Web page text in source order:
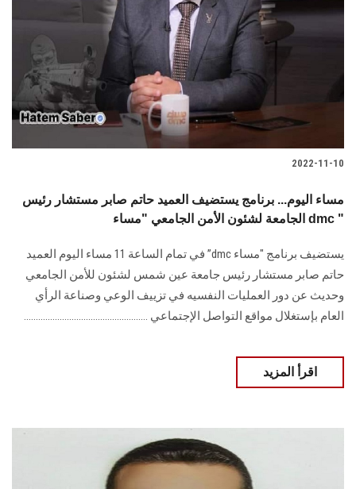
هيئة التدريس
الدراسات العليا
سجل الان
2022-11-10
مساء اليوم... برنامج يستضيف العميد حاتم صابر مستشار رئيس
الجامعة لشئون الأمن الجامعي "مساء dmc "
يستضيف برنامج "مساء dmc” في تمام الساعة 11 مساء اليوم العميد
حاتم صابر مستشار رئيس جامعة عين شمس لشئون للأمن الجامعي
وحديث عن دور العمليات النفسيه في تزييف الوعي وصناعة الرأي
العام بإستغلال مواقع التواصل الإجتماعي ....................................................
اقرأ المزيد